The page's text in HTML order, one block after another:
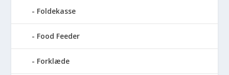
Foldekasse
Food Feeder
Forklæde